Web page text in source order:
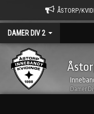
ÅSTORP/
DAMER DIV 2
Damer